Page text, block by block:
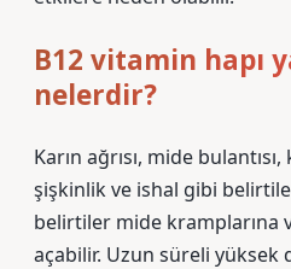
B12 vitamin hapı
nelerdir?
Karın ağrısı, mide bulantısı,
şişkinlik ve ishal gibi
belirtiler mide kramplarına
açabilir. Uzun süreli yüksek